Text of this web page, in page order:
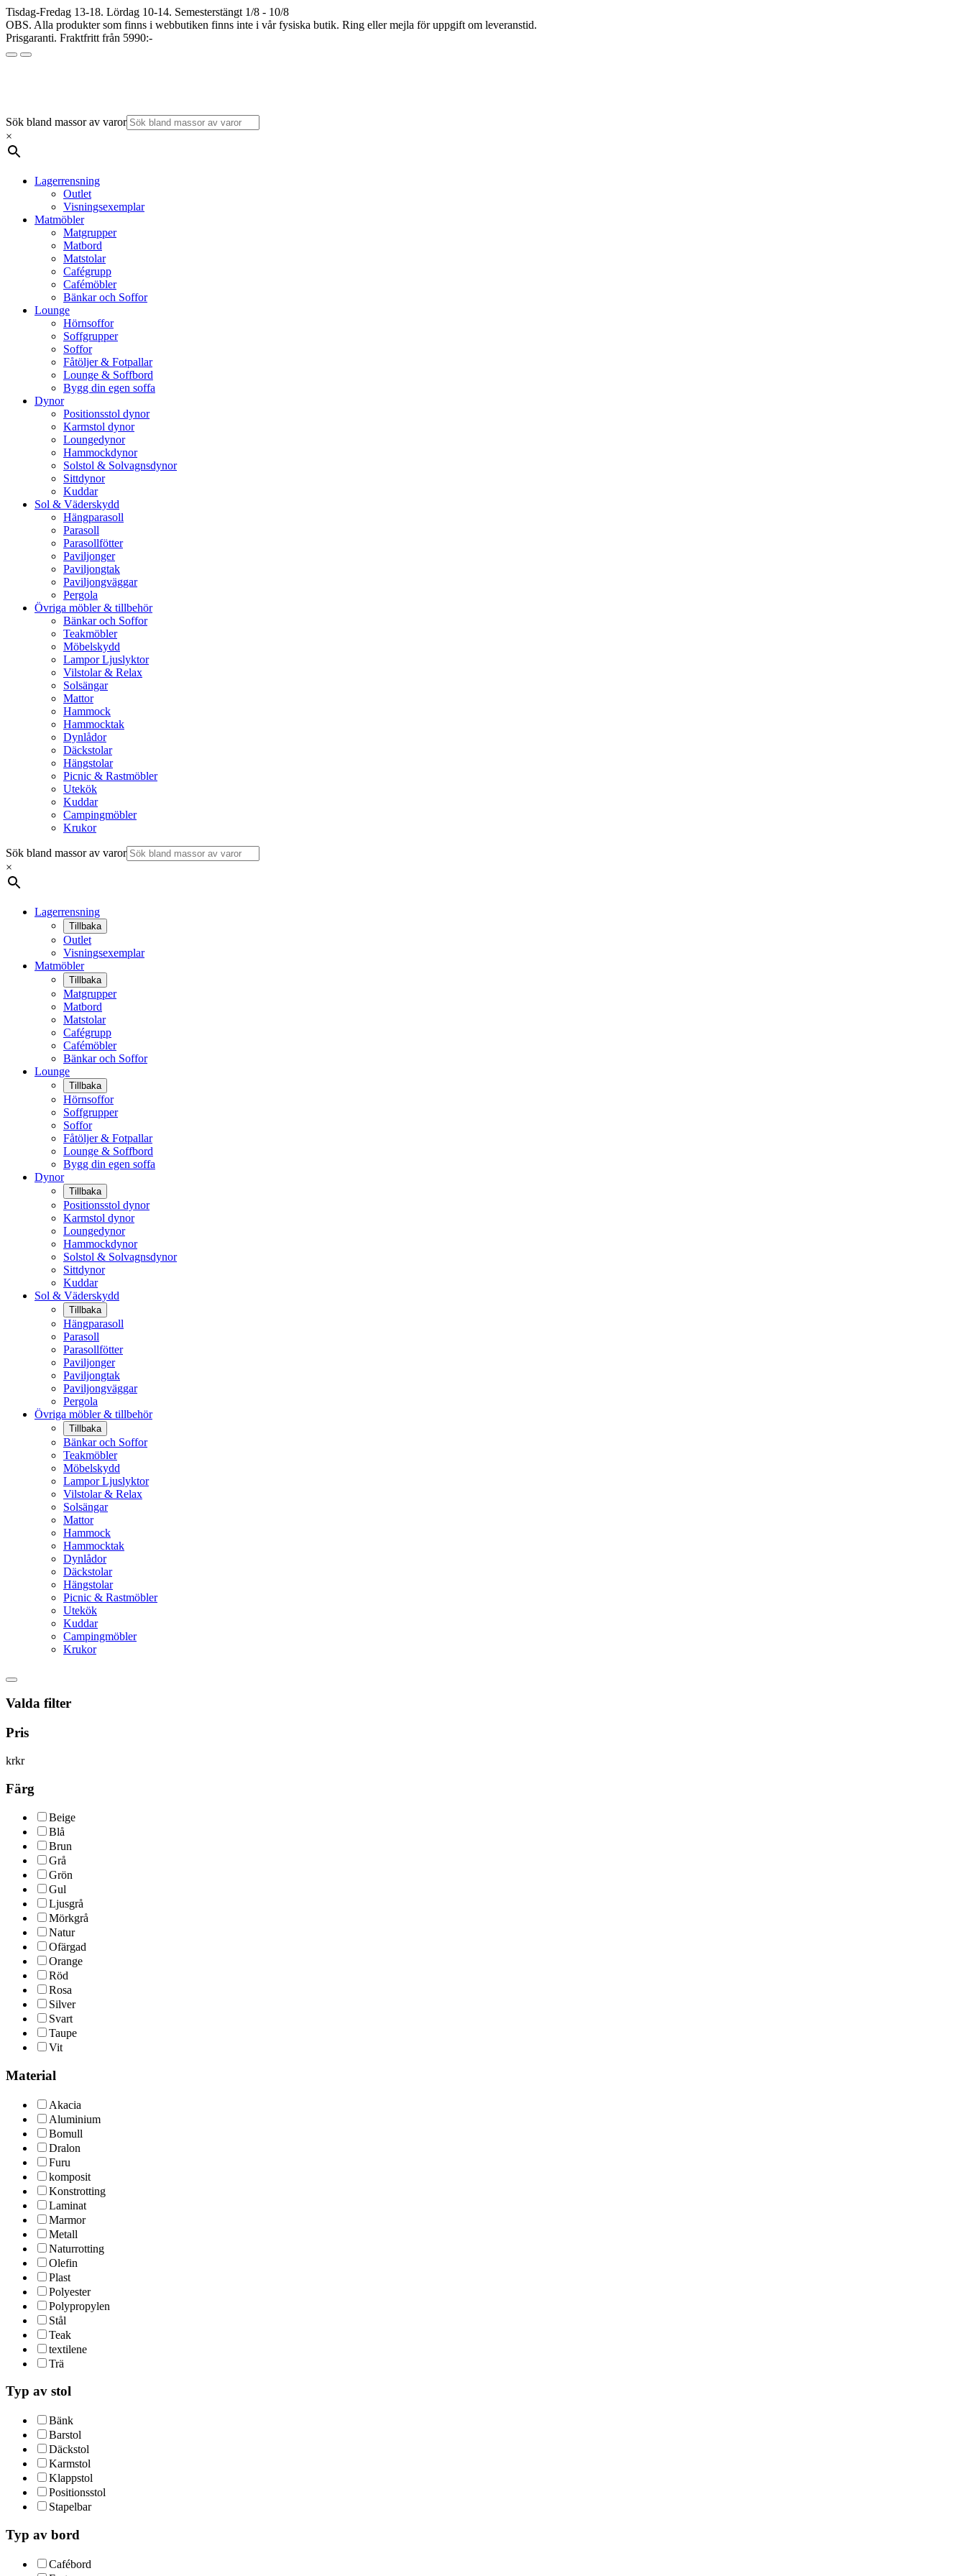
Tisdag-Fredag 13-18. Lördag 10-14. Semesterstängt 1/8 - 10/8
OBS. Alla produkter som finns i webbutiken finns inte i vår fysiska butik. Ring eller mejla för uppgift om leveranstid.
Prisgaranti. Fraktfritt från 5990:-
Sök bland massor av varor
×
Lagerrensning
Outlet
Visningsexemplar
Matmöbler
Matgrupper
Matbord
Matstolar
Cafégrupp
Cafémöbler
Bänkar och Soffor
Lounge
Hörnsoffor
Soffgrupper
Soffor
Fåtöljer & Fotpallar
Lounge & Soffbord
Bygg din egen soffa
Dynor
Positionsstol dynor
Karmstol dynor
Loungedynor
Hammockdynor
Solstol & Solvagnsdynor
Sittdynor
Kuddar
Sol & Väderskydd
Hängparasoll
Parasoll
Parasollfötter
Paviljonger
Paviljongtak
Paviljongväggar
Pergola
Övriga möbler & tillbehör
Bänkar och Soffor
Teakmöbler
Möbelskydd
Lampor Ljuslyktor
Vilstolar & Relax
Solsängar
Mattor
Hammock
Hammocktak
Dynlådor
Däckstolar
Hängstolar
Picnic & Rastmöbler
Utekök
Kuddar
Campingmöbler
Krukor
Sök bland massor av varor
×
Lagerrensning
Tillbaka
Outlet
Visningsexemplar
Matmöbler
Tillbaka
Matgrupper
Matbord
Matstolar
Cafégrupp
Cafémöbler
Bänkar och Soffor
Lounge
Tillbaka
Hörnsoffor
Soffgrupper
Soffor
Fåtöljer & Fotpallar
Lounge & Soffbord
Bygg din egen soffa
Dynor
Tillbaka
Positionsstol dynor
Karmstol dynor
Loungedynor
Hammockdynor
Solstol & Solvagnsdynor
Sittdynor
Kuddar
Sol & Väderskydd
Tillbaka
Hängparasoll
Parasoll
Parasollfötter
Paviljonger
Paviljongtak
Paviljongväggar
Pergola
Övriga möbler & tillbehör
Tillbaka
Bänkar och Soffor
Teakmöbler
Möbelskydd
Lampor Ljuslyktor
Vilstolar & Relax
Solsängar
Mattor
Hammock
Hammocktak
Dynlådor
Däckstolar
Hängstolar
Picnic & Rastmöbler
Utekök
Kuddar
Campingmöbler
Krukor
Valda filter
Pris
krkr
Färg
Beige
Blå
Brun
Grå
Grön
Gul
Ljusgrå
Mörkgrå
Natur
Ofärgad
Orange
Röd
Rosa
Silver
Svart
Taupe
Vit
Material
Akacia
Aluminium
Bomull
Dralon
Furu
komposit
Konstrotting
Laminat
Marmor
Metall
Naturrotting
Olefin
Plast
Polyester
Polypropylen
Stål
Teak
textilene
Trä
Typ av stol
Bänk
Barstol
Däckstol
Karmstol
Klappstol
Positionsstol
Stapelbar
Typ av bord
Cafébord